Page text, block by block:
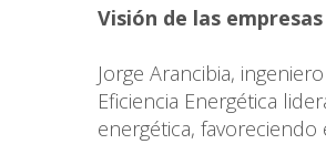
Visión de las empresas
Jorge Arancibia,
Eficiencia Energética
energética,